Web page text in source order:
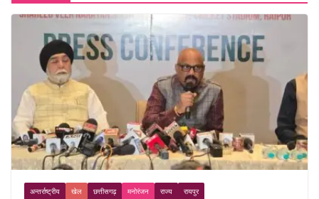
अन्तर्राष्ट्रीय खेल छत्तीसगढ़ मनोरंजन राज्य रायपुर